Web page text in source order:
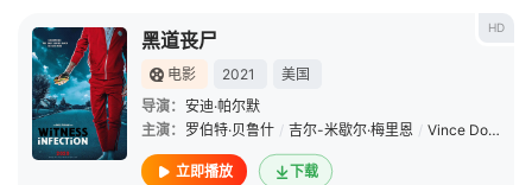
HD
黑道丧尸
电影 2021
美国
导演： 安迪·帕尔默
主演： 罗伯特·贝鲁什 / 吉尔-米歇尔·梅里恩 / Vince Donvito
立即播放 下载